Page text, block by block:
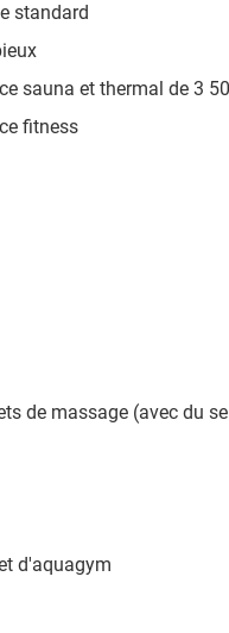
standard
sauna et thermal de 3
fitness
de massage (avec du
d'aquagym